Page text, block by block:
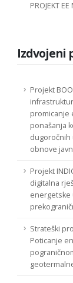
PROJEKT
Izdvojeni
Projekt
promicanje
ponašanja
dugoročnih
obnove
Projekt
digitalna
energetske
Strateški
Poticanje